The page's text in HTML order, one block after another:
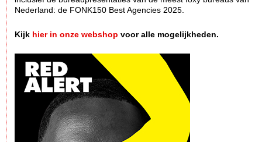
Nederland: de FONK150 Best Agencies 2025.
Kijk hier in onze webshop voor alle mogelijkheden.